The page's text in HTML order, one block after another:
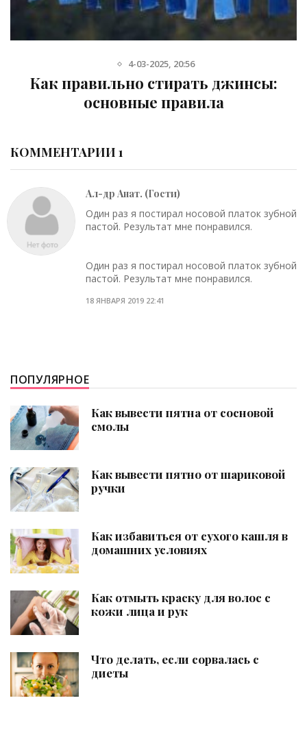
4-03-2025, 20:56
Как правильно стирать джинсы:
основные правила
КОММЕНТАРИИ 1
Ал-др Анат. (Гости)
Один раз я постирал носовой платок зубной
пастой. Результат мне понравился.
Один раз я постирал носовой платок зубной
пастой. Результат мне понравился.
18 ЯНВАРЯ 2019 22:41
ПОПУЛЯРНОЕ
Как вывести пятна от сосновой
смолы
Как вывести пятно от шариковой
ручки
Как избавиться от сухого кашля в
домашних условиях
Как отмыть краску для волос с
кожи лица и рук
Что делать, если сорвалась с
диеты